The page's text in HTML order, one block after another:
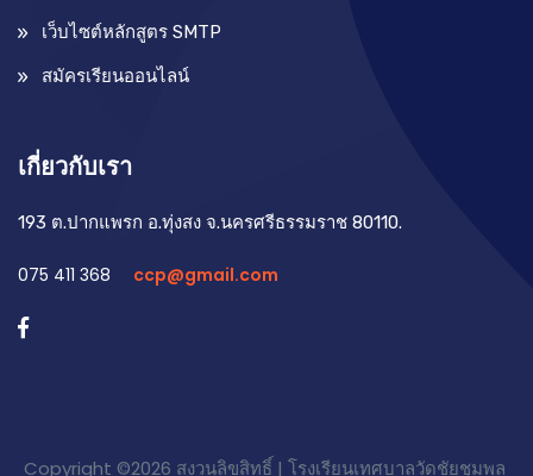
เว็บไซต์หลักสูตร SMTP
สมัครเรียนออนไลน์
เกี่ยวกับเรา
193 ต.ปากแพรก อ.ทุ่งสง จ.นครศรีธรรมราช 80110.
075 411 368 ccp@gmail.com
Copyright ©2026 สงวนลิขสิทธิ์ | โรงเรียนเทศบาลวัดชัยชุมพล